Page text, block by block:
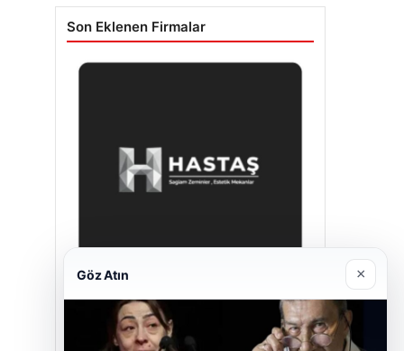
Son Eklenen Firmalar
Hastaş Beton
26/05/2026
Göz Atın ×